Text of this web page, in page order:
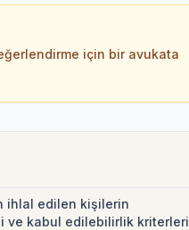
için bir avukata
ihlal edilen kişilerin
ve kabul edilebilirlik kriterleri